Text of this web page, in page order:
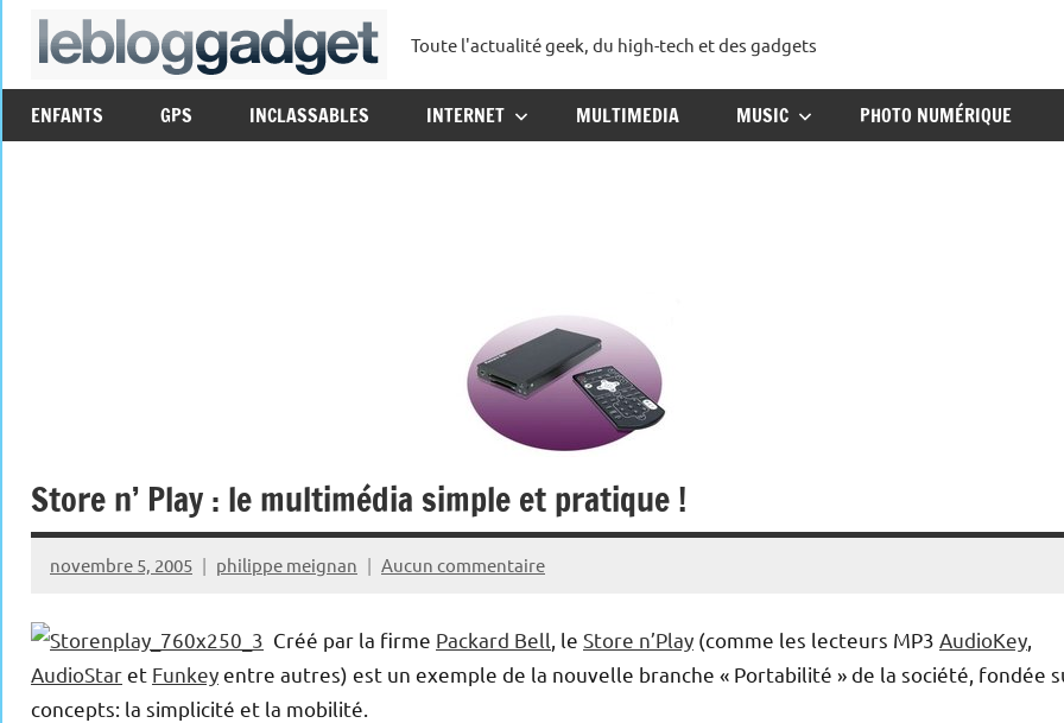
Aller
lebloggadget
Toute l'actualité geek, du high-tech et des gadgets
ENFANTS GPS INCLASSABLES INTERNET MULTIMEDIA MUSIC PHOTO NUMÉRIQUE
Store n’ Play : le multimédia simple et pratique !
novembre 5, 2005 philippe meignan Aucun commentaire
Créé par la firme Packard Bell , le Store n’Play (comme les lecteurs MP3 AudioKey
AudioStaret Funkeyentre autres) est un exemple de la nouvelle branche « Portabilité » de la société, fondée
concepts: la simplicité et la mobilité.